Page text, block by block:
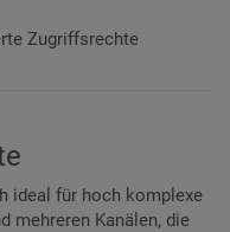
Zugriffsrechte
ideal für hoch komplexe
mehreren Kanälen, die